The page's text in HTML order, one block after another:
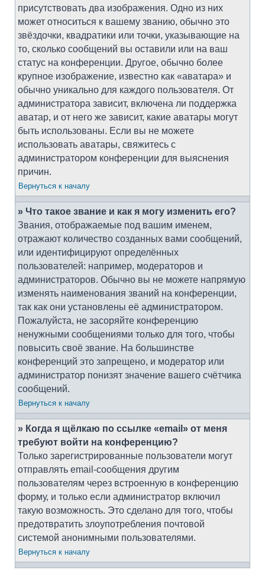
присутствовать два изображения. Одно из них
может относиться к вашему званию, обычно это
звёздочки, квадратики или точки, указывающие на
то, сколько сообщений вы оставили или на ваш
статус на конференции. Другое, обычно более
крупное изображение, известно как «аватара» и
обычно уникально для каждого пользователя. От
администратора зависит, включена ли поддержка
аватар, и от него же зависит, какие аватары могут
быть использованы. Если вы не можете
использовать аватары, свяжитесь с
администратором конференции для выяснения
причин.
Вернуться к началу
» Что такое звание и как я могу изменить его?
Звания, отображаемые под вашим именем,
отражают количество созданных вами сообщений,
или идентифицируют определённых
пользователей: например, модераторов и
администраторов. Обычно вы не можете напрямую
изменять наименования званий на конференции,
так как они установлены её администратором.
Пожалуйста, не засоряйте конференцию
ненужными сообщениями только для того, чтобы
повысить своё звание. На большинстве
конференций это запрещено, и модератор или
администратор понизят значение вашего счётчика
сообщений.
Вернуться к началу
» Когда я щёлкаю по ссылке «email» от меня
требуют войти на конференцию?
Только зарегистрированные пользователи могут
отправлять email-сообщения другим
пользователям через встроенную в конференцию
форму, и только если администратор включил
такую возможность. Это сделано для того, чтобы
предотвратить злоупотребления почтовой
системой анонимными пользователями.
Вернуться к началу